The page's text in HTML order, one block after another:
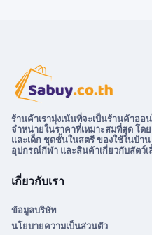
ร้านค้าเรามุ่งเน้นที่จะเป็นร้านค้าอ
จำหน่ายในราคาที่เหมาะสมที่สุด โ
และเด็ก ชุดชั้นในสตรี ของใช้ในบ้
อุปกรณ์กีฬา และสินค้าเกี่ยวกับสัตว์
เกี่ยวกับเรา
ข้อมูลบริษัท
นโยบายความเป็นส่วนตัว